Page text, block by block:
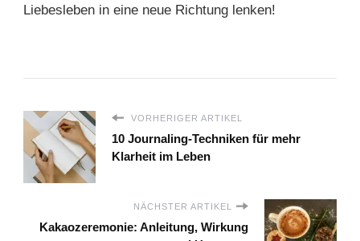
Liebesleben in eine neue Richtung lenken!
VORHERIGER ARTIKEL
10 Journaling-Techniken für mehr
Klarheit im Leben
NÄCHSTER ARTIKEL
Kakaozeremonie: Anleitung, Wirkung